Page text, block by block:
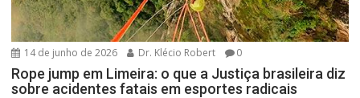
14 de junho de 2026 Dr. Klécio Robert 0
Rope jump em Limeira: o que a Justiça brasileira diz
sobre acidentes fatais em esportes radicais